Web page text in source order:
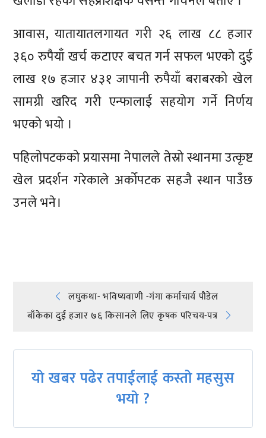
आवास, यातायातलगायत गरी २६ लाख ८८ हजार
३६० रुपैयाँ खर्च कटाएर बचत गर्न सफल भएको दुई
लाख १७ हजार ४३१ जापानी रुपैयाँ बराबरको खेल
सामग्री खरिद गरी एन्फालाई सहयोग गर्ने निर्णय
भएको भयो ।
पहिलोपटकको प्रयासमा नेपालले तेस्रो स्थानमा उत्कृष्ट
खेल प्रदर्शन गरेकाले अर्कोपटक सहजै स्थान पाउँछ
उनले भने।
Post
navigation
लघुकथा- भविष्यवाणी -गंगा कर्माचार्य पौडेल
बाँकेका दुई हजार ७६ किसानले लिए कृषक परिचय-पत्र
यो खबर पढेर तपाईलाई कस्तो महसुस
भयो ?